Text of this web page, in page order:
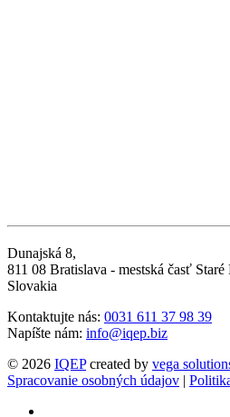
Dunajská 8,
811 08 Bratislava - mestská časť Staré
Slovakia
Kontaktujte nás: 0031 611 37 98 39
Napíšte nám: info@iqep.biz
© 2026 IQEPcreated by vega
Spracovanie osobných údajov |